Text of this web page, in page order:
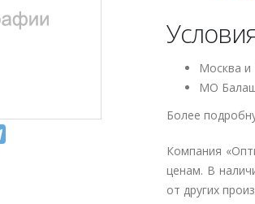
Москва и
МО
Более
Компания
ценам. В
от других